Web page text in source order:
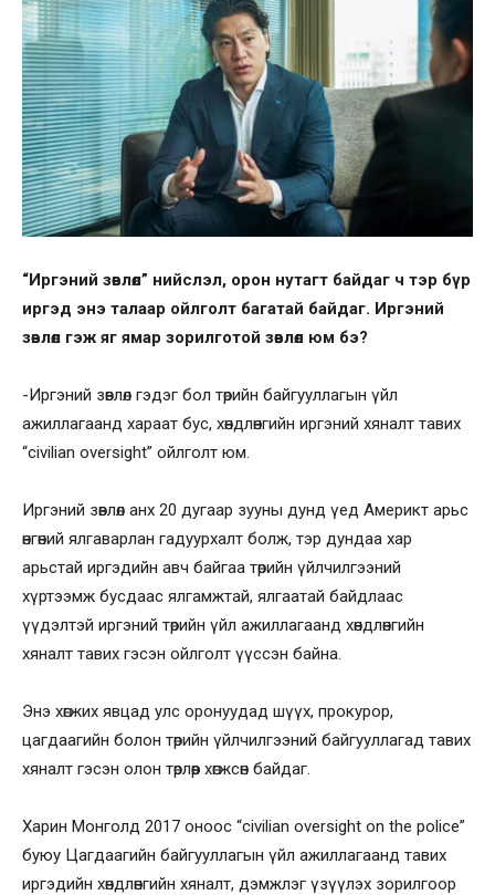
“Иргэний зөвлөл” нийслэл, орон нутагт байдаг ч тэр бүр
иргэд энэ талаар ойлголт багатай байдаг. Иргэний
зөвлөл гэж яг ямар зорилготой зөвлөл юм бэ?
-Иргэний зөвлөл гэдэг бол төрийн байгууллагын үйл
ажиллагаанд хараат бус, хөндлөнгийн иргэний хяналт тавих
“civilian oversight” ойлголт юм.
Иргэний зөвлөл анх 20 дугаар зууны дунд үед Америкт арьс
өнгөний ялгаварлан гадуурхалт болж, тэр дундаа хар
арьстай иргэдийн авч байгаа төрийн үйлчилгээний
хүртээмж бусдаас ялгамжтай, ялгаатай байдлаас
үүдэлтэй иргэний төрийн үйл ажиллагаанд хөндлөнгийн
хяналт тавих гэсэн ойлголт үүссэн байна.
Энэ хөгжих явцад улс оронуудад шүүх, прокурор,
цагдаагийн болон төрийн үйлчилгээний байгууллагад тавих
хяналт гэсэн олон төрлөөр хөгжсөн байдаг.
Харин Монголд 2017 оноос “civilian oversight on the police”
буюу Цагдаагийн байгууллагын үйл ажиллагаанд тавих
иргэдийн хөндлөнгийн хяналт, дэмжлэг үзүүлэх зорилгоор